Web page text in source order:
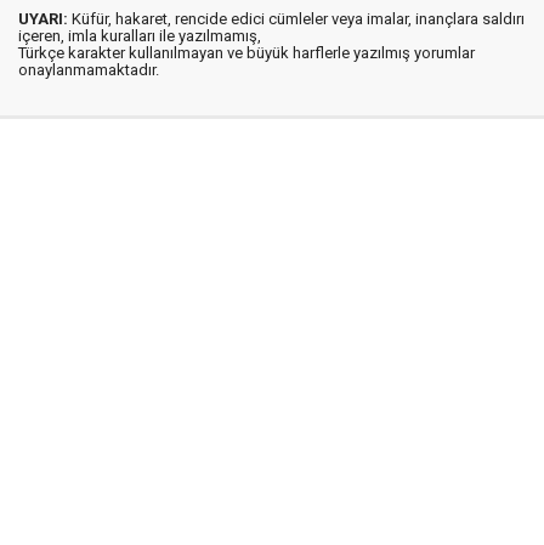
UYARI: Küfür, hakaret, rencide edici cümleler veya imalar, inançlara saldırı
içeren, imla kuralları ile yazılmamış,
Türkçe karakter kullanılmayan ve büyük harflerle yazılmış yorumlar
onaylanmamaktadır.